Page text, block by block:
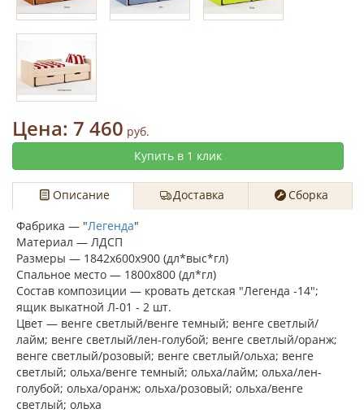
Цена: 7 460 руб.
Купить в 1 клик
Описание Доставка
Сборка
Фабрика — "Легенда"
Материал — ЛДСП
Размеры — 1842х600х900 (дл*выс*гл)
Спальное место — 1800х800 (дл*гл)
Состав композиции — кровать детская "Легенда -14";
ящик выкатной Л-01 - 2 шт.
Цвет — венге светлый/венге темный; венге светлый/
лайм; венге светлый/лен-голубой; венге светлый/оранж;
венге светлый/розовый; венге светлый/ольха; венге
светлый; ольха/венге темный; ольха/лайм; ольха/лен-
голубой; ольха/оранж; ольха/розовый; ольха/венге
светлый; ольха